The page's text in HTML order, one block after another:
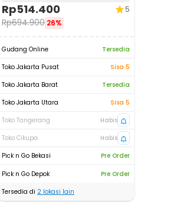
Rp514.400
Rp694.900 26%
5
Gudang Online
Tersedia
Toko Jakarta Pusat
Sisa 5
Toko Jakarta Barat
Tersedia
Toko Jakarta Utara
Sisa 5
Toko Tangerang
Habis
Toko Cikupa
Habis
Pick n Go Bekasi
Pre Order
Pick n Go Depok
Pre Order
Tersedia di 2 lokasi lain